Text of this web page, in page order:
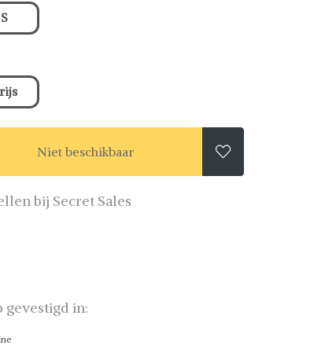
S
Niet beschikbaar 
bij Secret Sales
gevestigd in: